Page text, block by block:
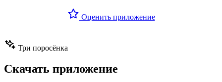
Оценить приложение
Три поросёнка
Скачать приложение